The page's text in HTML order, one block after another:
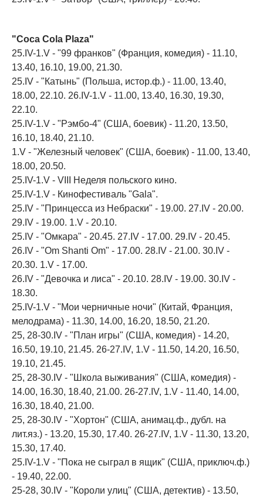
"Coca Cola Plaza"
25.IV-1.V - "99 франков" (Франция, комедия) - 11.10,
13.40, 16.10, 19.00, 21.30.
25.IV - "Катынь" (Польша, истор.ф.) - 11.00, 13.40,
18.00, 22.10. 26.IV-1.V - 11.00, 13.40, 16.30, 19.30,
22.10.
25.IV-1.V - "Рэмбо-4" (США, боевик) - 11.20, 13.50,
16.10, 18.40, 21.10.
1.V - "Железный человек" (США, боевик) - 11.00, 13.40,
18.00, 20.50.
25.IV-1.V - VIII Неделя польского кино.
25.IV-1.V - Кинофестиваль "Gala".
25.IV - "Принцесса из Небраски" - 19.00. 27.IV - 20.00.
29.IV - 19.00. 1.V - 20.10.
25.IV - "Омкара" - 20.45. 27.IV - 17.00. 29.IV - 20.45.
26.IV - "Om Shanti Om" - 17.00. 28.IV - 21.00. 30.IV -
20.30. 1.V - 17.00.
26.IV - "Девочка и лиса" - 20.10. 28.IV - 19.00. 30.IV -
18.30.
25.IV-1.V - "Мои черничные ночи" (Китай, Франция,
мелодрама) - 11.30, 14.00, 16.20, 18.50, 21.20.
25, 28-30.IV - "План игры" (США, комедия) - 14.20,
16.50, 19.10, 21.45. 26-27.IV, 1.V - 11.50, 14.20, 16.50,
19.10, 21.45.
25, 28-30.IV - "Школа выживания" (США, комедия) -
14.00, 16.30, 18.40, 21.00. 26-27.IV, 1.V - 11.40, 14.00,
16.30, 18.40, 21.00.
25, 28-30.IV - "Хортон" (США, анимац.ф., дубл. на
лит.яз.) - 13.20, 15.30, 17.40. 26-27.IV, 1.V - 11.30, 13.20,
15.30, 17.40.
25.IV-1.V - "Пока не сыграл в ящик" (США, приключ.ф.)
- 19.40, 22.00.
25-28, 30.IV - "Короли улиц" (США, детектив) - 13.50,